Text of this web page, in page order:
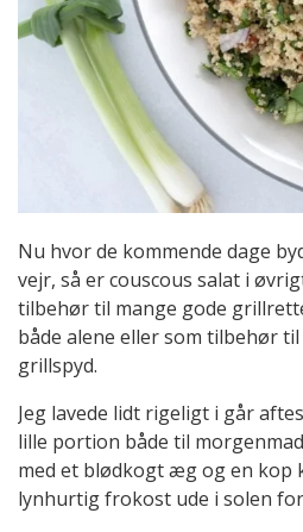
Nu hvor de kommende dage
vejr, så er couscous salat i
tilbehør til mange gode
både alene eller som tilbehør
grillspyd.
Jeg lavede lidt rigeligt i går
lille portion både til
med et blødkogt æg og en kop
lynhurtig frokost ude i solen